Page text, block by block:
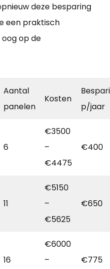
deze besparing
een praktisch
op de
Aantal
panelen
Kosten
p/jaar
6
€3500
–
€4475
€400
11
€5150
–
€5625
€650
16
€6000
–
€775